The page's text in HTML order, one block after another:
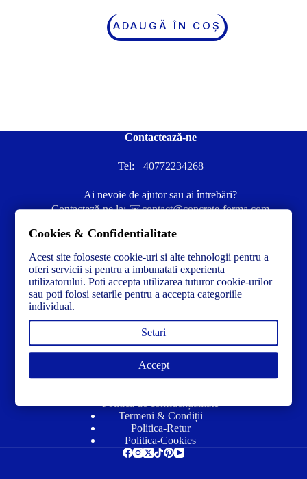
ADAUGĂ ÎN COȘ
Contactează-ne
Tel: +40772234268
Ai nevoie de ajutor sau ai întrebări?
Contacteză-ne la:✉️contact@concrete-forma.com
Link-uri utile
Politică de confidențialitate
Termeni & Condiții
Politica-Retur
Politica-Cookies
Cookies & Confidentialitate
Acest site foloseste cookie-uri si alte tehnologii pentru a
oferi servicii si pentru a imbunatati experienta
utilizatorului. Poti accepta utilizarea tuturor cookie-urilor
sau poti folosi setarile pentru a accepta categoriile
individual.
Setari
Accept